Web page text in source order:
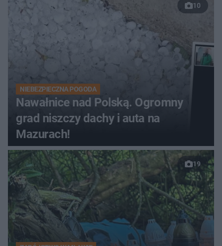
10
NIEBEZPIECZNA POGODA
Nawałnice nad Polską. Ogromny
grad niszczy dachy i auta na
Mazurach!
19